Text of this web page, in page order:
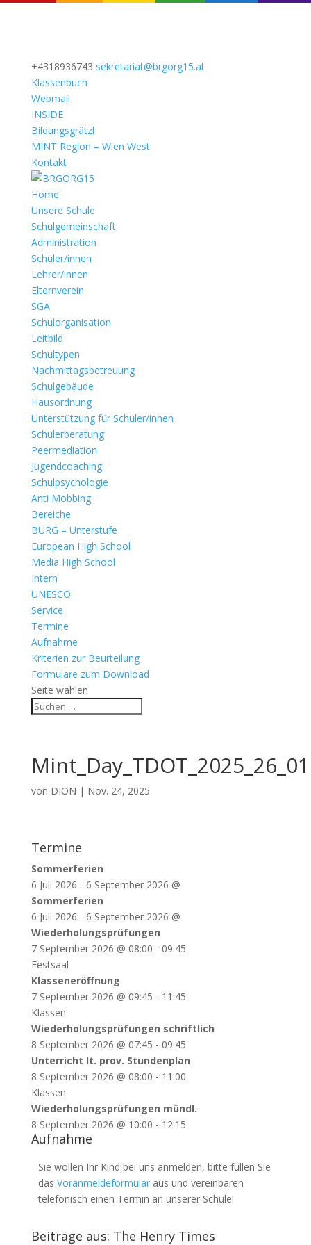
+4318936743 sekretariat@brgorg15.at
Klassenbuch
Webmail
INSIDE
Bildungsgrätzl
MINT Region – Wien West
Kontakt
Home
Unsere Schule
Schulgemeinschaft
Administration
Schüler/innen
Lehrer/innen
Elternverein
SGA
Schulorganisation
Leitbild
Schultypen
Nachmittagsbetreuung
Schulgebäude
Hausordnung
Unterstützung für Schüler/innen
Schülerberatung
Peermediation
Jugendcoaching
Schulpsychologie
Anti Mobbing
Bereiche
BURG – Unterstufe
European High School
Media High School
Intern
UNESCO
Service
Termine
Aufnahme
Kriterien zur Beurteilung
Formulare zum Download
Seite wählen
von DION | Nov. 24, 2025
Termine
Sommerferien
6 Juli 2026 - 6 September 2026 @
Sommerferien
6 Juli 2026 - 6 September 2026 @
Wiederholungsprüfungen
7 September 2026 @ 08:00 - 09:45
Festsaal
Klasseneröffnung
7 September 2026 @ 09:45 - 11:45
Klassen
Wiederholungsprüfungen schriftlich
8 September 2026 @ 07:45 - 09:45
Unterricht lt. prov. Stundenplan
8 September 2026 @ 08:00 - 11:00
Klassen
Wiederholungsprüfungen mündl.
8 September 2026 @ 10:00 - 12:15
Aufnahme
Sie wollen Ihr Kind bei uns anmelden, bitte füllen Sie
das Voranmeldeformularaus und vereinbaren
telefonisch einen Termin an unserer Schule!
Beiträge aus: The Henry Times